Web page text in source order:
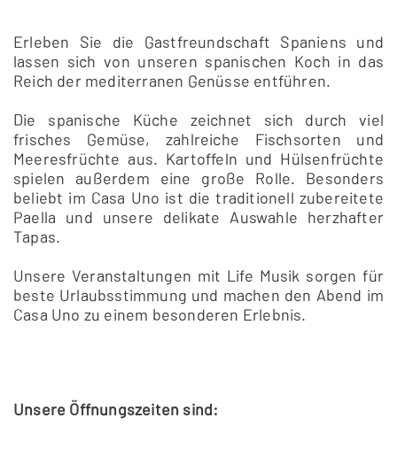
Erleben Sie die Gastfreundschaft Spaniens und
lassen sich von unseren spanischen Koch in das
Reich der mediterranen Genüsse entführen.
Die spanische Küche zeichnet sich durch viel
frisches Gemüse, zahlreiche Fischsorten und
Meeresfrüchte aus. Kartoffeln und Hülsenfrüchte
spielen außerdem eine große Rolle. Besonders
beliebt im Casa Uno ist die traditionell zubereitete
Paella und unsere delikate Auswahle herzhafter
Tapas.
Unsere Veranstaltungen mit Life Musik sorgen für
beste Urlaubsstimmung und machen den Abend im
Casa Uno zu einem besonderen Erlebnis.
Unsere Öffnungszeiten sind: